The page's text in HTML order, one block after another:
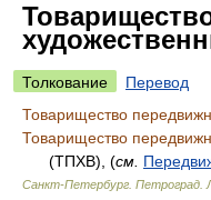
Толкование
Перевод
Товарищество
Товарищество
(ТПХВ), (см.
Санкт-Петербург. Петроград.